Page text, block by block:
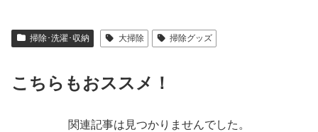
掃除･洗濯･収納 大掃除 掃除グッズ
こちらもおススメ！
関連記事は見つかりませんでした。